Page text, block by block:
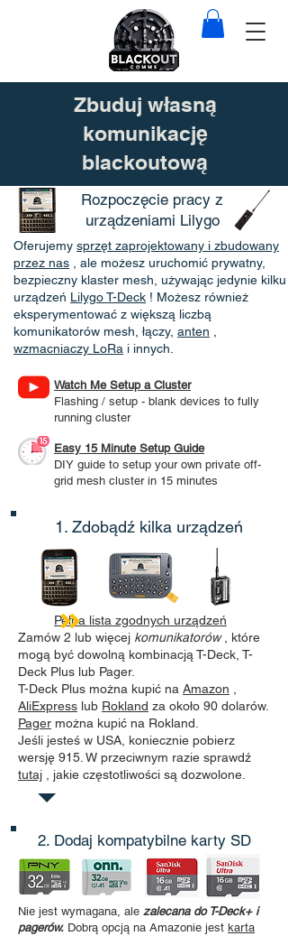
Zbuduj własną
komunikację
blackoutową
Rozpoczęcie pracy z
urządzeniami Lilygo
Oferujemy sprzęt zaprojektowany i zbudowany
przez nas , ale możesz uruchomić prywatny,
bezpieczny klaster mesh, używając jedynie kilku
urządzeń Lilygo T-Deck ! Możesz również
eksperymentować z większą liczbą
komunikatorów mesh, łączy, anten ,
wzmacniaczy LoRa i innych.
Watch Me Setup a Cluster
Flashing / setup - blank devices to fully
running cluster
Easy 15 Minute Setup Guide
DIY guide to setup your own private off-
grid mesh cluster in 15 minutes
1. Zdobądź kilka urządzeń
Pełna lista zgodnych urządzeń
Zamów 2 lub więcej komunikatorów, które
mogą być dowolną kombinacją T-Deck, T-
Deck Plus lub Pager.
T-Deck Plus można kupić na Amazon ,
AliExpress lub Rokland za około 90 dolarów.
Pager można kupić na Rokland.
Jeśli jesteś w USA, koniecznie pobierz
wersję 915. W przeciwnym razie sprawdź
tutaj , jakie częstotliwości są dozwolone.
2. Dodaj kompatybilne karty SD
Nie jest wymagana, ale zalecana do T-Deck+ i
pagerów. Dobrą opcją na Amazonie jest karta